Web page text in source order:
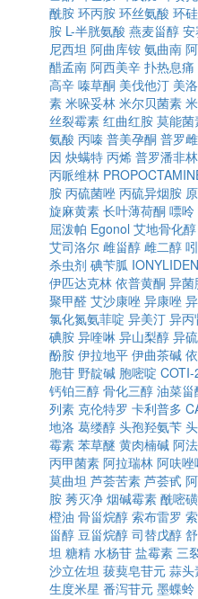
酰胺 环丙胺 环丝氨酸 环
胺 L-半胱氨酸 燕麦甾醇
尼西坦 阿曲库铵 氨曲南
醋孟南 阿西美辛 扑热息痛
高辛 嗪草酮 美伐他汀 美
素 米哚妥林 米尔贝菌素
丝裂霉素 红曲红胺 莫能菌
氨酸 丙嗪 普美孕酮 普罗
因 炔螨特 丙烯 普罗潘非林
丙哌维林
胺 丙硫菌唑 丙硫异烟胺
旋麻黄素 长叶薄荷酮 嘌呤
屈泼帕 Egonol 艾地骨化醇
艾司洛尔 雌甾醇 雌二醇
杀虫剂 碘苄胍
伊匹达克林 依普黄酮 异菌
聚甲醛 艾沙康唑 异康唑
氯化氮氨菲啶 异美汀 异丙
碘胺 异喹啉 异山梨醇 异
酚胺 伊拉地平 伊曲茶碱
胞苷 野靛碱 胞嘧啶 COTI-
钙铂三醇 骨化三醇 油菜甾
列素 克伦特罗 卡利普多
地洛 葛缕醇 头孢羟氨苄
霉素 苯草醚 黄肉楠碱 阿
丙甲菌素 阿拉瑞林 阿呋唑
莫曲坦 芦荟苦素 芦荟甙
胺 莠灭净 烟碱霉素 酰嘧
橙油 骨甾烷醇 索布雷罗
甾醇 豆甾烷醇 司替戊醇
坦 糖精 水杨苷 盐霉素 三
沙立佐坦 菝葜皂苷元 蒜头
生度米星 番泻苷元 墨蝶蛉